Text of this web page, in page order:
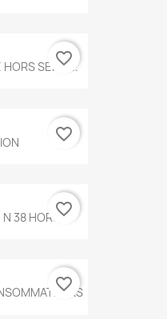
SERIE...
favorite_border
favorite_border
N 38 HORS...
favorite_border
favorite_border